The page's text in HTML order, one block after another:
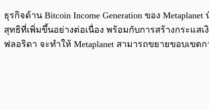
ธุรกิจด้าน Bitcoin Income Generation ของ
สุทธิที่เพิ่มขึ้นอย่างต่อเนื่อง พร้อมกับการสร้างกระแส
ฟลอริดา จะทำให้ Metaplanet สามารถขยายขอบเข